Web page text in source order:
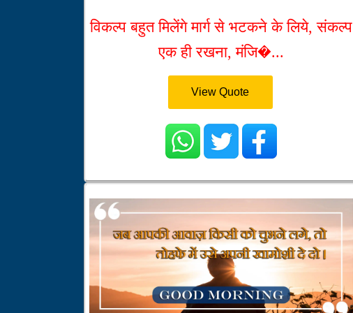
विकल्प बहुत मिलेंगे मार्ग से भटकने के लिये, संकल्प
एक ही रखना, मंजि�...
View Quote